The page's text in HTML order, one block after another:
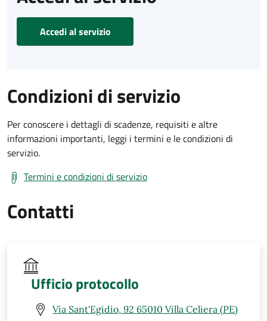
Accedi al servizio
Condizioni di servizio
Per conoscere i dettagli di scadenze, requisiti e altre
informazioni importanti, leggi i termini e le condizioni di
servizio.
Termini e condizioni di servizio
Contatti
Ufficio protocollo
Via Sant'Egidio, 92 65010 Villa Celiera (PE)